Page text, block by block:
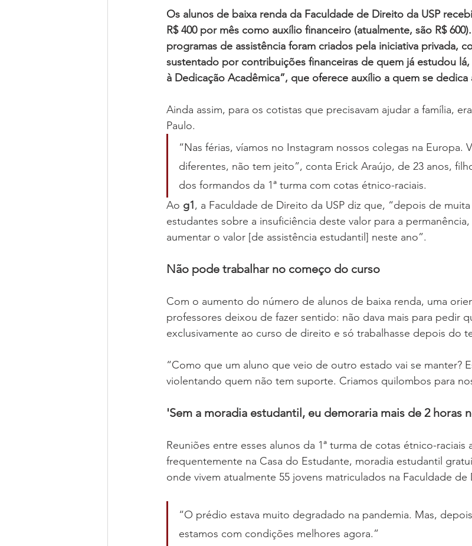
Os alunos de baixa renda da Faculdade de Direito da USP
R$ 400 por mês como auxílio financeiro (atualmente, são R$
programas de assistência foram criados pela iniciativa privada,
sustentado por contribuições financeiras de quem já estudou
à Dedicação Acadêmica”, que oferece auxílio a quem se dedica
Ainda assim, para os cotistas que precisavam ajudar a família,
Paulo.
“Nas férias, víamos no Instagram nossos colegas na Europa.
diferentes, não tem jeito”, conta Erick Araújo, de 23 anos,
dos formandos da 1ª turma com cotas étnico-raciais.
Ao g1, a Faculdade de Direito da USP diz que, “depois de
estudantes sobre a insuficiência deste valor para a
aumentar o valor [de assistência estudantil] neste ano”.
Não pode trabalhar no começo do curso
Com o aumento do número de alunos de baixa renda, uma
professores deixou de fazer sentido: não dava mais para pedir
exclusivamente ao curso de direito e só trabalhasse depois do
“Como que um aluno que veio de outro estado vai se manter?
violentando quem não tem suporte. Criamos quilombos para
'Sem a moradia estudantil, eu demoraria mais de 2 horas
Reuniões entre esses alunos da 1ª turma de cotas étnico-raciais
frequentemente na Casa do Estudante, moradia estudantil
onde vivem atualmente 55 jovens matriculados na Faculdade de
“O prédio estava muito degradado na pandemia. Mas,
estamos com condições melhores agora.”